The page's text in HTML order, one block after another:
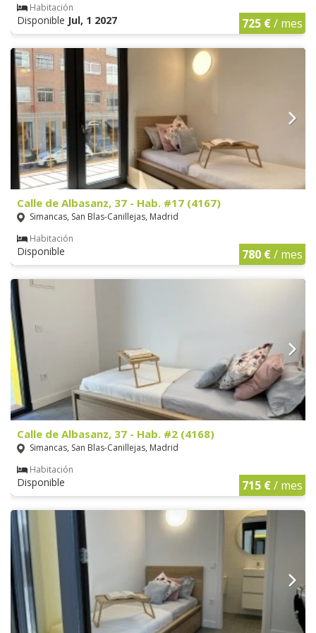
Habitación
Disponible Jul, 1 2027 725 €/ mes
Calle de Albasanz, 37 - Hab. #17 (4167)
Simancas, San Blas-Canillejas, Madrid
Habitación
Disponible 780 €/ mes
Calle de Albasanz, 37 - Hab. #2 (4168)
Simancas, San Blas-Canillejas, Madrid
Habitación
Disponible 715 €/ mes